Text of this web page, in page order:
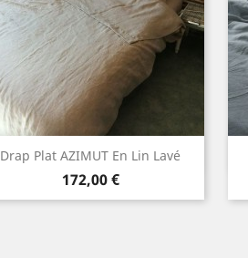
Drap Plat AZIMUT En Lin Lavé
Prix
172,00 €
Aperçu rapide
BlancLin
naturel
Gris
clairmoyen